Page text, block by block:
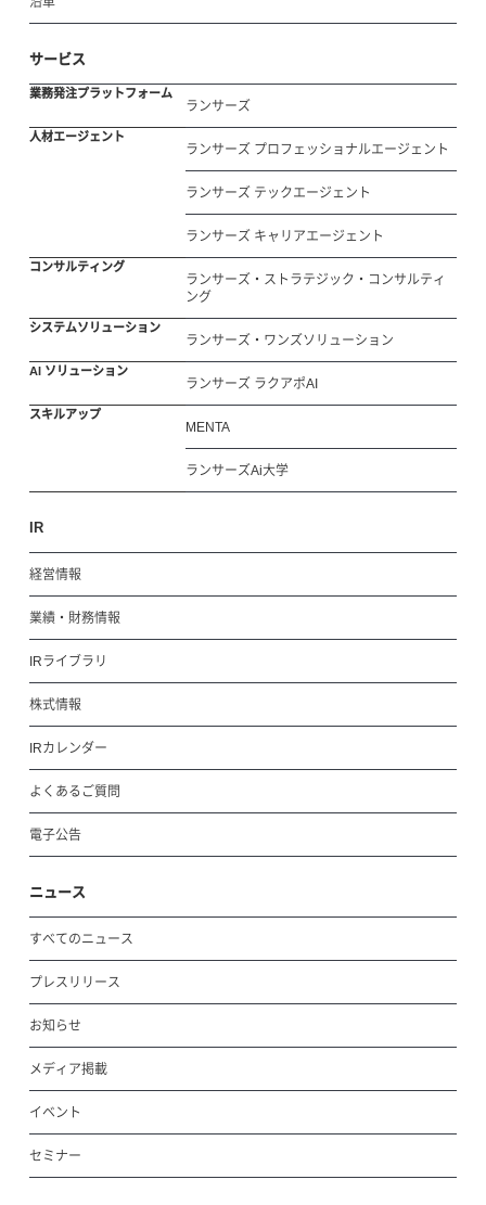
サービス
業務発注プラットフォーム
ランサーズ
人材エージェント
ランサーズ プロフェッショナルエージェント
ランサーズ テックエージェント
ランサーズ キャリアエージェント
コンサルティング
ランサーズ・ストラテジック・コンサルティ
ング
システムソリューション
ランサーズ・ワンズソリューション
AI ソリューション
ランサーズ ラクアポAI
スキルアップ
MENTA
ランサーズAi大学
IR
経営情報
業績・財務情報
IRライブラリ
株式情報
IRカレンダー
よくあるご質問
電子公告
ニュース
すべてのニュース
プレスリリース
お知らせ
メディア掲載
イベント
セミナー